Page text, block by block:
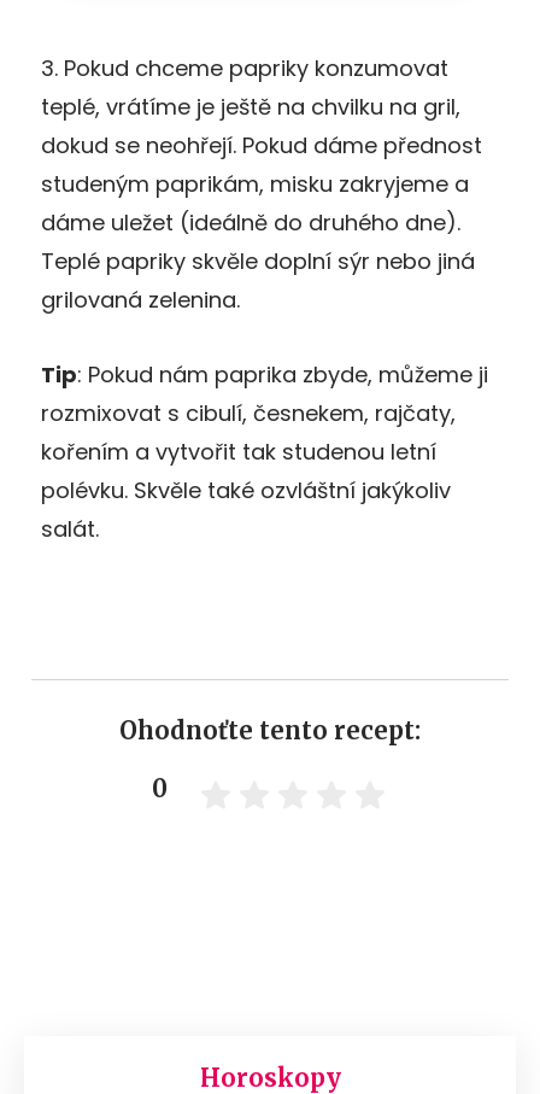
3. Pokud chceme papriky konzumovat
teplé, vrátíme je ještě na chvilku na gril,
dokud se neohřejí. Pokud dáme přednost
studeným paprikám, misku zakryjeme a
dáme uležet (ideálně do druhého dne).
Teplé papriky skvěle doplní sýr nebo jiná
grilovaná zelenina.
Tip: Pokud nám paprika zbyde, můžeme ji
rozmixovat s cibulí, česnekem, rajčaty,
kořením a vytvořit tak studenou letní
polévku. Skvěle také ozvláštní jakýkoliv
salát.
Ohodnoťte tento recept:
0
Horoskopy